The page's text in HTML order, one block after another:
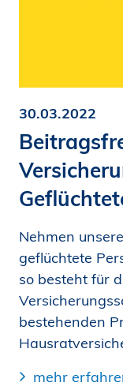
30.03.2022
Nehmen
geflüchtete
so besteht für
bestehenden
mehr